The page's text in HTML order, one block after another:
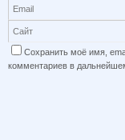
Сохранить моё имя,
комментариев в